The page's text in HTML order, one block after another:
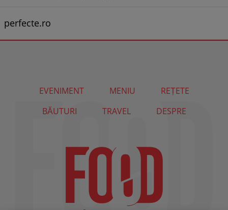
perfecte.ro
EVENIMENT MENIU
REȚETE
BĂUTURI
TRAVEL DESPRE